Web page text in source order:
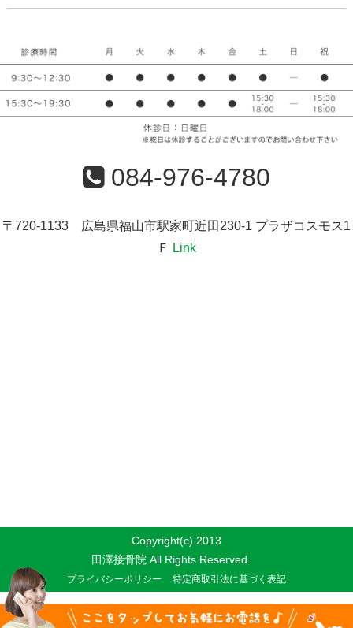
084-976-4780
〒720-1133 広島県福山市駅家町近田230-1 プラザコスモス1
Ｆ
Link
Copyright(c) 2013
田澤接骨院 All Rights Reserved.
プライバシーポリシー 特定商取引法に基づく表記